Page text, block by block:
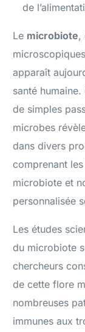
de
Le microbiote,
apparaît
santé
de simples
microbes
dans divers
comprenant
microbiote et
personnalisée
Les études
du microbiote
chercheurs
de cette flore
nombreuses
immunes aux